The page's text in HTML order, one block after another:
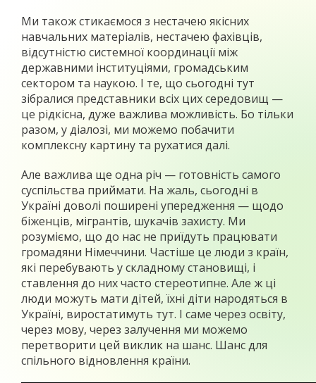
Ми також стикаємося з нестачею якісних
навчальних матеріалів, нестачею фахівців,
відсутністю системної координації між
державними інституціями, громадським
сектором та наукою. І те, що сьогодні тут
зібралися представники всіх цих середовищ —
це рідкісна, дуже важлива можливість. Бо тільки
разом, у діалозі, ми можемо побачити
комплексну картину та рухатися далі.
Але важлива ще одна річ — готовність самого
суспільства приймати. На жаль, сьогодні в
Україні доволі поширені упередження — щодо
біженців, мігрантів, шукачів захисту. Ми
розуміємо, що до нас не приїдуть працювати
громадяни Німеччини. Частіше це люди з країн,
які перебувають у складному становищі, і
ставлення до них часто стереотипне. Але ж ці
люди можуть мати дітей, їхні діти народяться в
Україні, виростатимуть тут. І саме через освіту,
через мову, через залучення ми можемо
перетворити цей виклик на шанс. Шанс для
спільного відновлення країни.